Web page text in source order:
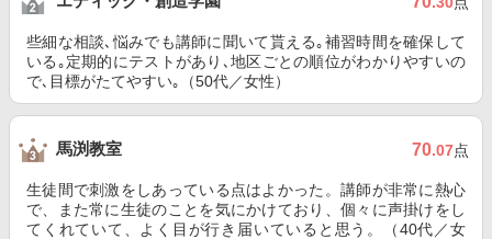
些細な相談､悩みでも講師に聞いて貰える｡補習時間を確保して
いる｡定期的にテストがあり､地区ごとの順位がわかりやすいの
で､目標がたてやすい｡（50代／女性）
馬渕教室 70.07点
生徒間で刺激をしあっている点はよかった。講師が非常に熱心
で、また常に生徒のことを気にかけており、個々に声掛けをし
てくれていて、よく目が行き届いていると思う。（40代／女